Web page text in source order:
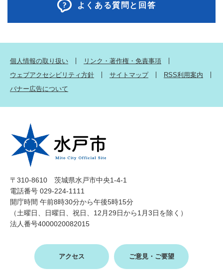
よくある質問と回答
個人情報の取り扱い
リンク・著作権・免責事項
ウェブアクセシビリティ方針
サイトマップ
RSS利用案内
バナー広告について
〒310-8610 茨城県水戸市中央1-4-1
電話番号 029-224-1111
開庁時間 午前8時30分から午後5時15分
（土曜日、日曜日、祝日、12月29日から1月3日を除く）
法人番号4000020082015
アクセス ご意見・ご要望